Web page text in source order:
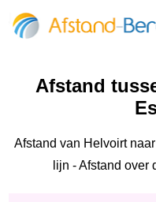
Afstand
Afstand van Helvoirt
lijn - Afstand over